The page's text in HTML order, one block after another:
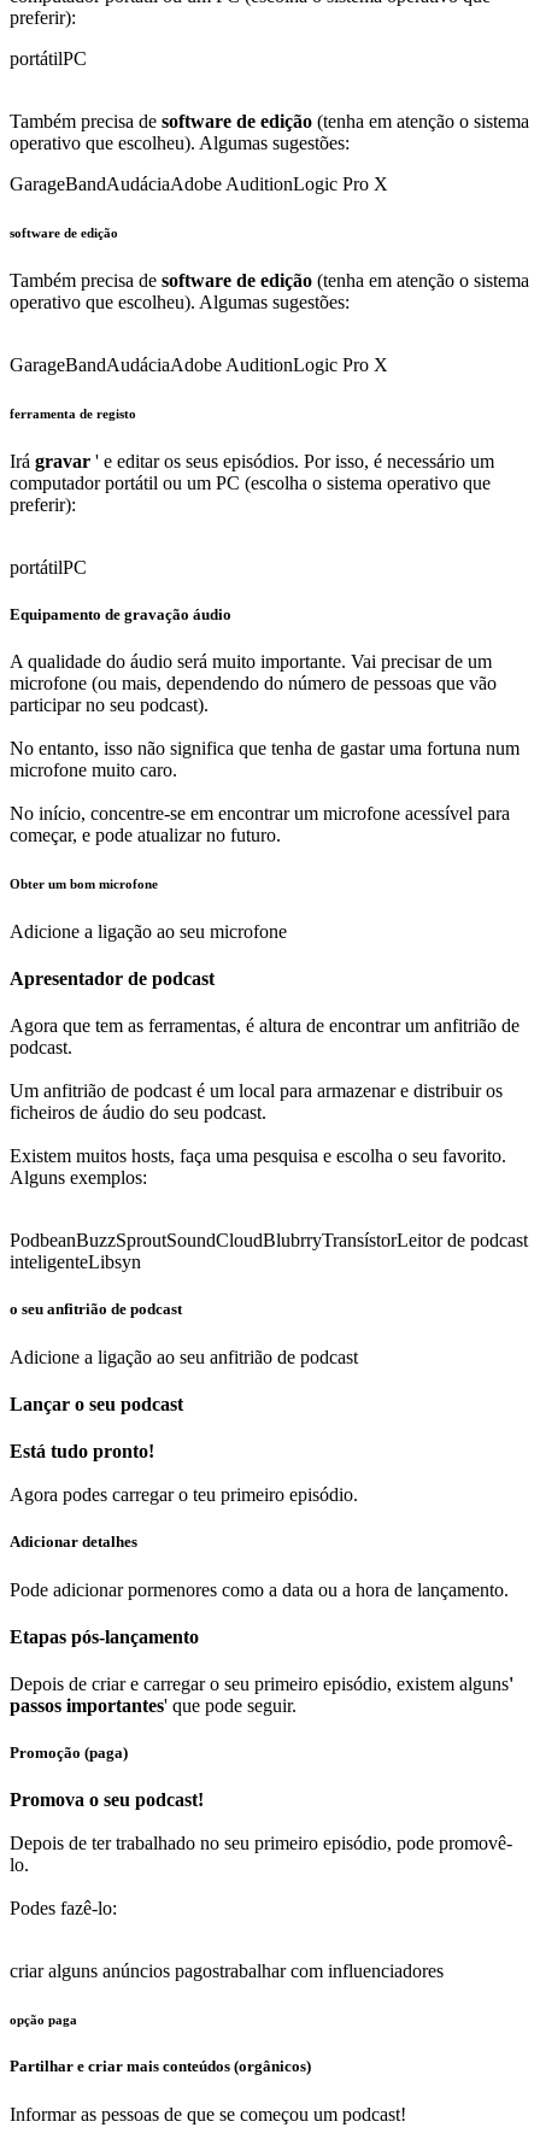
preferir):
portátilPC
Também precisa de software de edição (tenha em atenção o sistema
operativo que escolheu). Algumas sugestões:
GarageBandAudáciaAdobe AuditionLogic Pro X
software de edição
Também precisa de software de edição (tenha em atenção o sistema
operativo que escolheu). Algumas sugestões:
GarageBandAudáciaAdobe AuditionLogic Pro X
ferramenta de registo
Irá gravar ' e editar os seus episódios. Por isso, é necessário um
computador portátil ou um PC (escolha o sistema operativo que
preferir):
portátilPC
Equipamento de gravação áudio
A qualidade do áudio será muito importante. Vai precisar de um
microfone (ou mais, dependendo do número de pessoas que vão
participar no seu podcast).
No entanto, isso não significa que tenha de gastar uma fortuna num
microfone muito caro.
No início, concentre-se em encontrar um microfone acessível para
começar, e pode atualizar no futuro.
Obter um bom microfone
Adicione a ligação ao seu microfone
Apresentador de podcast
Agora que tem as ferramentas, é altura de encontrar um anfitrião de
podcast.
Um anfitrião de podcast é um local para armazenar e distribuir os
ficheiros de áudio do seu podcast.
Existem muitos hosts, faça uma pesquisa e escolha o seu favorito.
Alguns exemplos:
PodbeanBuzzSproutSoundCloudBlubrryTransístorLeitor de podcast
inteligenteLibsyn
o seu anfitrião de podcast
Adicione a ligação ao seu anfitrião de podcast
Lançar o seu podcast
Está tudo pronto!
Agora podes carregar o teu primeiro episódio.
Adicionar detalhes
Pode adicionar pormenores como a data ou a hora de lançamento.
Etapas pós-lançamento
Depois de criar e carregar o seu primeiro episódio, existem alguns'
passos importantes' que pode seguir.
Promoção (paga)
Promova o seu podcast!
Depois de ter trabalhado no seu primeiro episódio, pode promovê-
lo.
Podes fazê-lo:
criar alguns anúncios pagostrabalhar com influenciadores
opção paga
Partilhar e criar mais conteúdos (orgânicos)
Informar as pessoas de que se começou um podcast!